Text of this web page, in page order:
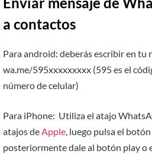
a contactos
Para android: deberás escribir en tu
wa.me/595xxxxxxxxx (595 es el
número de celular)
Para iPhone: Utiliza el atajo
atajos deApple, luego pulsa el
posteriormente dale al botón play o